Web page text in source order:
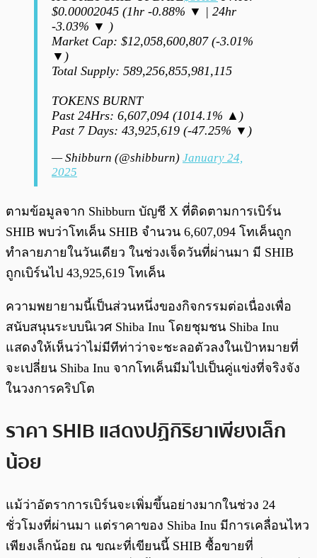
$0.00002045 (1hr -0.88% ▼ | 24hr
-3.03% ▼ )
Market Cap: $12,058,600,807 (-3.01%
▼)
Total Supply: 589,256,855,981,115
TOKENS BURNT
Past 24Hrs: 6,607,094 (1014.1% ▲)
Past 7 Days: 43,925,619 (-47.25% ▼)
— Shibburn (@shibburn) January 24,
2025
ตามข้อมูลจาก Shibburn บัญชี X ที่ติดตามการเบิร์น
SHIB พบว่าโทเค็น SHIB จำนวน 6,607,094 โทเค็นถูก
ทำลายภายในวันเดียว ในช่วงเจ็ดวันที่ผ่านมา มี SHIB
ถูกเบิร์นไป 43,925,619 โทเค็น
ความพยายามนี้เป็นส่วนหนึ่งของกิจกรรมต่อเนื่องเพื่อ
สนับสนุนระบบนิเวศ Shiba Inu โดยชุมชน Shiba Inu
แสดงให้เห็นว่าไม่มีทีท่าว่าจะชะลอตัวลงในเป้าหมายที่
จะเปลี่ยน Shiba Inu จากโทเค็นมีมไปเป็นคู่แข่งที่จริงจัง
ในวงการคริปโต
ราคา SHIB แสดงปฏิกิริยาเพียงเล็ก
น้อย
แม้ว่าอัตราการเบิร์นจะเพิ่มขึ้นอย่างมากในช่วง 24
ชั่วโมงที่ผ่านมา แต่ราคาของ Shiba Inu มีการเคลื่อนไหว
เพียงเล็กน้อย ณ ขณะที่เขียนนี้ SHIB ซื้อขายที่